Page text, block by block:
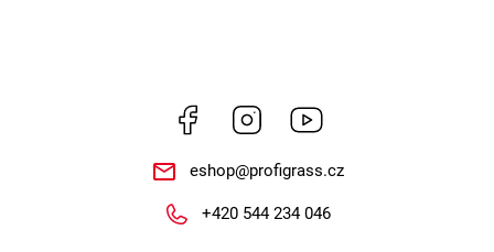
Facebook Instagram
eshop@profigrass.cz
+420 544 234 046